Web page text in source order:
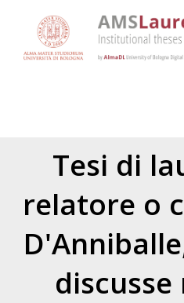
Tesi di
relatore o
discusse